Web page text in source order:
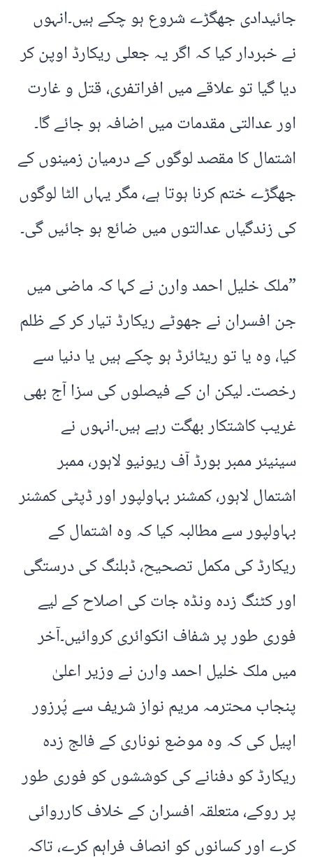
جائیدادی جھگڑے شروع ہو چکے ہیں۔انہوں
نے خبردار کیا کہ اگر یہ جعلی ریکارڈ اوپن کر
دیا گیا تو علاقے میں افراتفری، قتل و غارت
اور عدالتی مقدمات میں اضافہ ہو جائے گا۔
اشتمال کا مقصد لوگوں کے درمیان زمینوں کے
جھگڑے ختم کرنا ہوتا ہے، مگر یہاں الٹا لوگوں
کی زندگیاں عدالتوں میں ضائع ہو جائیں گی۔
”ملک خلیل احمد وارن نے کہا کہ ماضی میں
جن افسران نے جھوٹے ریکارڈ تیار کر کے ظلم
کیا، وہ یا تو ریٹائرڈ ہو چکے ہیں یا دنیا سے
رخصت۔ لیکن ان کے فیصلوں کی سزا آج بھی
غریب کاشتکار بھگت رہے ہیں۔انہوں نے
سینیئر ممبر بورڈ آف ریونیو لاہور، ممبر
اشتمال لاہور، کمشنر بہاولپور اور ڈپٹی کمشنر
بہاولپور سے مطالبہ کیا کہ وہ اشتمال کے
ریکارڈ کی مکمل تصحیح، ڈبلنگ کی درستگی
اور کٹنگ زدہ ونڈہ جات کی اصلاح کے لیے
فوری طور پر شفاف انکوائری کروائیں۔آخر
میں ملک خلیل احمد وارن نے وزیر اعلیٰ
پنجاب محترمہ مریم نواز شریف سے پُرزور
اپیل کی کہ وہ موضع نوناری کے فالج زدہ
ریکارڈ کو دفنانے کی کوششوں کو فوری طور
پر روکے، متعلقہ افسران کے خلاف کارروائی
کرے اور کسانوں کو انصاف فراہم کرے، تاکہ